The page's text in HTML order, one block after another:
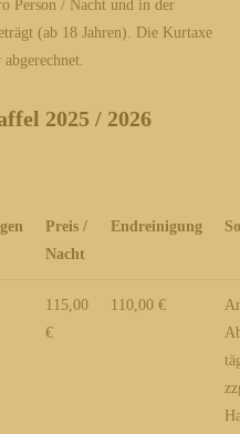
Person / Nacht und in der
(ab 18 Jahren). Die Kurtaxe
2025 / 2026
Preis /
Nacht
Endreinigung
115,00
€
110,00 €